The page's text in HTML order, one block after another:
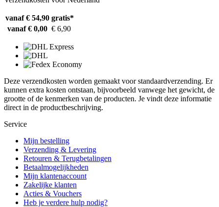
vanaf € 54,90 gratis*
vanaf € 0,00 € 6,90
Deze verzendkosten worden gemaakt voor standaardverzending. Er
kunnen extra kosten ontstaan, bijvoorbeeld vanwege het gewicht, de
grootte of de kenmerken van de producten. Je vindt deze informatie
direct in de productbeschrijving.
Service
Mijn bestelling
Verzending & Levering
Retouren & Terugbetalingen
Betaalmogelijkheden
Mijn klantenaccount
Zakelijke klanten
Acties & Vouchers
Heb je verdere hulp nodig?